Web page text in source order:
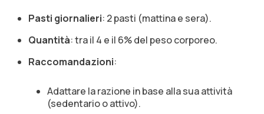
Pasti giornalieri: 2 pasti (mattina e sera).
Quantità: tra il 4 e il 6% del peso corporeo.
Raccomandazioni:
Adattare la razione in base alla sua attività
(sedentario o attivo).